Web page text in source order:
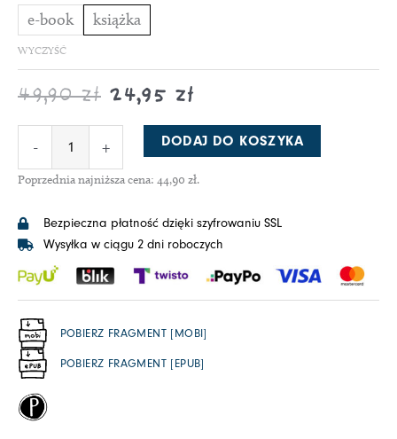
e-book książka
WYCZYŚĆ
49,90zł 24,95 zł
-
zagubionych
dzieci
+ DODAJ DO KOSZYKA
Poprzednia najniższa cena: 44,90 zł.
Bezpieczna płatność dzięki szyfrowaniu SSL
Wysyłka w ciągu 2 dni roboczych
POBIERZ FRAGMENT [MOBI]
POBIERZ FRAGMENT [EPUB]